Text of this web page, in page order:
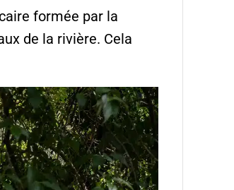
formée par la
de la rivière. Cela